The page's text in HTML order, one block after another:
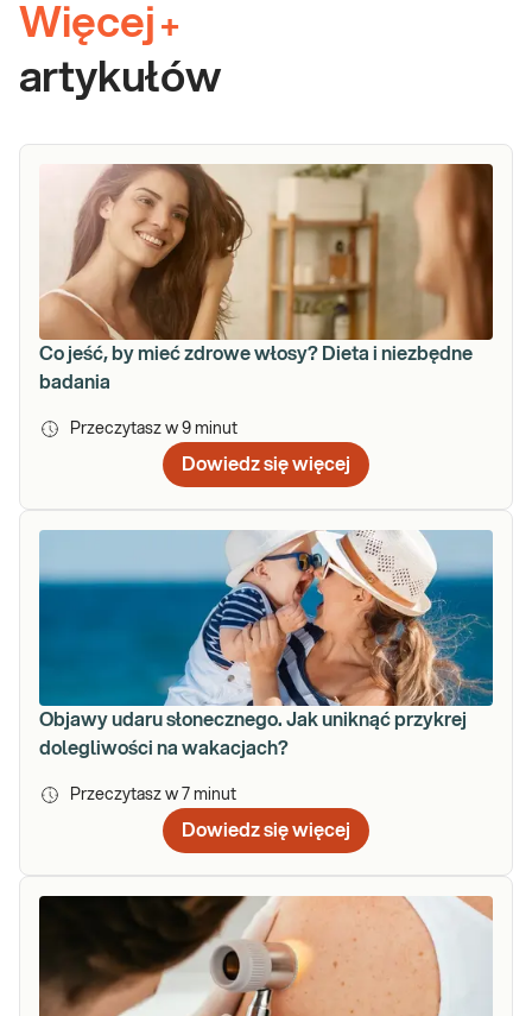
Więcej +
artykułów
Co jeść, by mieć zdrowe włosy? Dieta i niezbędne
badania
Przeczytasz w 9 minut
Dowiedz się więcej
Objawy udaru słonecznego. Jak uniknąć przykrej
dolegliwości na wakacjach?
Przeczytasz w 7 minut
Dowiedz się więcej